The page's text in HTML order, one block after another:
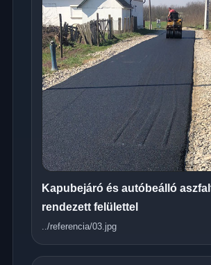
Kapubejáró és autóbeálló
rendezett felülettel
../referencia/03.jpg